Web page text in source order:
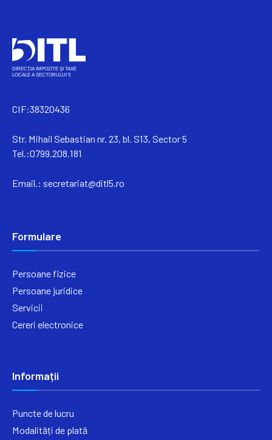
CIF:38320436
Str. Mihail Sebastian nr. 23, bl. S13, Sector 5
Tel.:0799.208.181
Email.: secretariat@ditl5.ro
Formulare
Persoane fizice
Persoane juridice
Servicii
Cereri electronice
Informații
Puncte de lucru
Modalități de plată